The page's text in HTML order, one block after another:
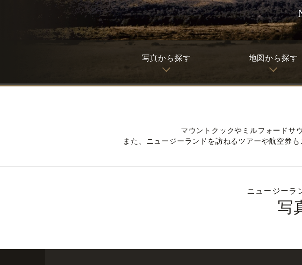
写真から探す 地図から探す
マウントクックやミルフォードサ
また、ニュージーランドを訪ねるツアーや航空券
ニュージーラ
写